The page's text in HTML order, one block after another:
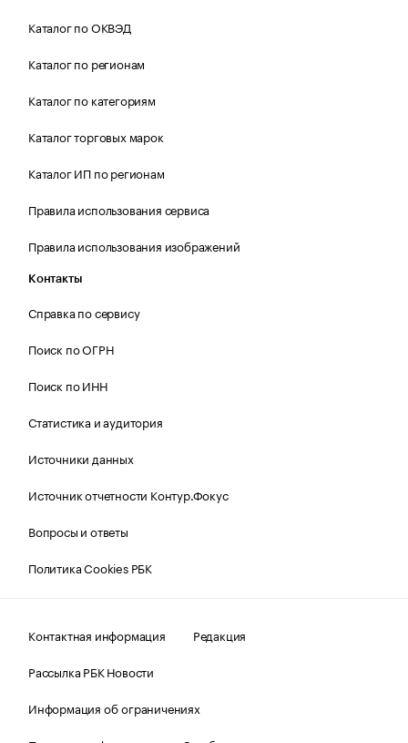
Каталог по ОКВЭД
Каталог по регионам
Каталог по категориям
Каталог торговых марок
Каталог ИП по регионам
Правила использования сервиса
Правила использования изображений
Контакты
Справка по сервису
Поиск по ОГРН
Поиск по ИНН
Статистика и аудитория
Источники данных
Источник отчетности Контур.Фокус
Вопросы и ответы
Политика Cookies РБК
Контактная информация
Редакция
Рассылка РБК Новости
Информация об ограничениях